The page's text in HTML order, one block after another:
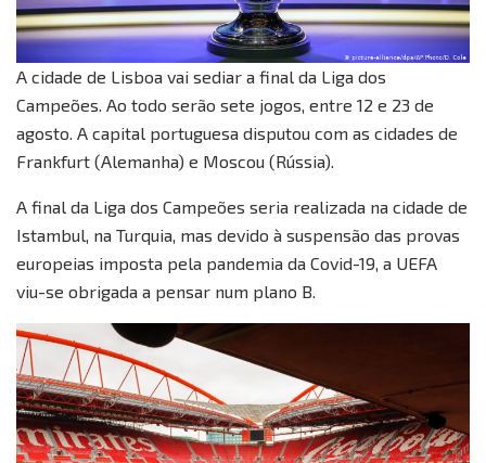
A cidade de Lisboa vai sediar a final da Liga dos
Campeões. Ao todo serão sete jogos, entre 12 e 23 de
agosto. A capital portuguesa disputou com as cidades de
Frankfurt (Alemanha) e Moscou (Rússia).
A final da Liga dos Campeões seria realizada na cidade de
Istambul, na Turquia, mas devido à suspensão das provas
europeias imposta pela pandemia da Covid-19, a UEFA
viu-se obrigada a pensar num plano B.